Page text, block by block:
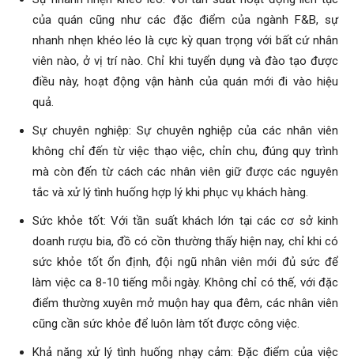
của quán cũng như các đặc điểm của ngành F&B, sự
nhanh nhẹn khéo léo là cực kỳ quan trọng với bất cứ nhân
viên nào, ở vị trí nào. Chỉ khi tuyển dụng và đào tạo được
điều này, hoạt động vận hành của quán mới đi vào hiệu
quả.
Sự chuyên nghiệp: Sự chuyên nghiệp của các nhân viên
không chỉ đến từ việc thạo việc, chỉn chu, đúng quy trình
mà còn đến từ cách các nhân viên giữ được các nguyên
tắc và xử lý tình huống hợp lý khi phục vụ khách hàng.
Sức khỏe tốt: Với tần suất khách lớn tại các cơ sở kinh
doanh rượu bia, đồ có cồn thường thấy hiện nay, chỉ khi có
sức khỏe tốt ổn định, đội ngũ nhân viên mới đủ sức để
làm việc ca 8-10 tiếng mỗi ngày. Không chỉ có thế, với đặc
điểm thường xuyên mở muộn hay qua đêm, các nhân viên
cũng cần sức khỏe để luôn làm tốt được công việc.
Khả năng xử lý tình huống nhạy cảm: Đặc điểm của việc